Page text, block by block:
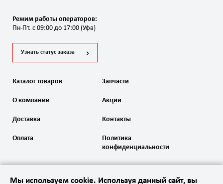
Режим работы операторов:
Пн-Пт. с 09:00 до 17:00 (Уфа)
Узнать статус заказа
Каталог товаров Запчасти
О компании
Доставка
Оплата
Акции
Контакты
Политика
конфиденциальности
Мы используем cookie. Используя данный сайт, вы